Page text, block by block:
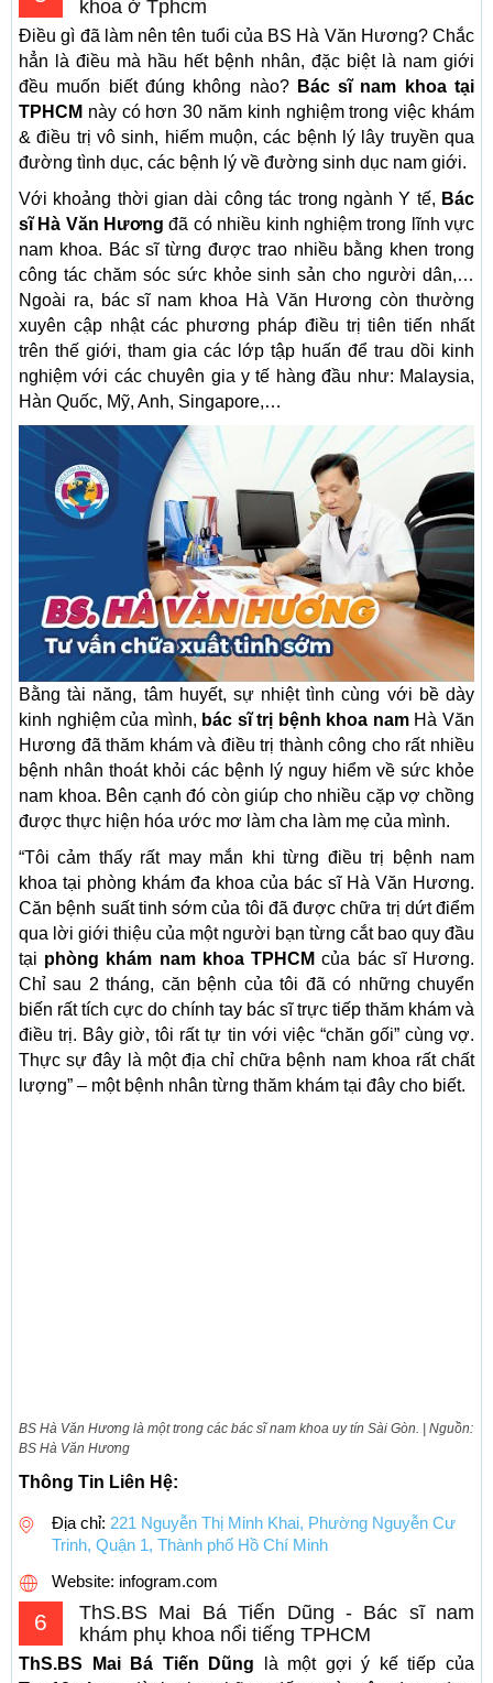
khoa ở Tphcm
Điều gì đã làm nên tên tuổi của BS Hà Văn Hương? Chắc
hẳn là điều mà hầu hết bệnh nhân, đặc biệt là nam giới
đều muốn biết đúng không nào? Bác sĩ nam khoa tại
TPHCM này có hơn 30 năm kinh nghiệm trong việc khám
& điều trị vô sinh, hiếm muộn, các bệnh lý lây truyền qua
đường tình dục, các bệnh lý về đường sinh dục nam giới.
Với khoảng thời gian dài công tác trong ngành Y tế, Bác
sĩ Hà Văn Hương đã có nhiều kinh nghiệm trong lĩnh vực
nam khoa. Bác sĩ từng được trao nhiều bằng khen trong
công tác chăm sóc sức khỏe sinh sản cho người dân,…
Ngoài ra, bác sĩ nam khoa Hà Văn Hương còn thường
xuyên cập nhật các phương pháp điều trị tiên tiến nhất
trên thế giới, tham gia các lớp tập huấn để trau dồi kinh
nghiệm với các chuyên gia y tế hàng đầu như: Malaysia,
Hàn Quốc, Mỹ, Anh, Singapore,…
Bằng tài năng, tâm huyết, sự nhiệt tình cùng với bề dày
kinh nghiệm của mình, bác sĩ trị bệnh khoa namHà Văn
Hương đã thăm khám và điều trị thành công cho rất nhiều
bệnh nhân thoát khỏi các bệnh lý nguy hiểm về sức khỏe
nam khoa. Bên cạnh đó còn giúp cho nhiều cặp vợ chồng
được thực hiện hóa ước mơ làm cha làm mẹ của mình.
“Tôi cảm thấy rất may mắn khi từng điều trị bệnh nam
khoa tại phòng khám đa khoa của bác sĩ Hà Văn Hương.
Căn bệnh suất tinh sớm của tôi đã được chữa trị dứt điểm
qua lời giới thiệu của một người bạn từng cắt bao quy đầu
tại phòng khám nam khoa TPHCM của bác sĩ Hương.
Chỉ sau 2 tháng, căn bệnh của tôi đã có những chuyển
biến rất tích cực do chính tay bác sĩ trực tiếp thăm khám và
điều trị. Bây giờ, tôi rất tự tin với việc “chăn gối” cùng vợ.
Thực sự đây là một địa chỉ chữa bệnh nam khoa rất chất
lượng” – một bệnh nhân từng thăm khám tại đây cho biết.
BS Hà Văn Hương là một trong các bác sĩ nam khoa uy tín Sài Gòn. | Nguồn:
BS Hà Văn Hương
Thông Tin Liên Hệ:
Địa chỉ: 221 Nguyễn Thị Minh Khai, Phường Nguyễn Cư
Trinh, Quận 1, Thành phố Hồ Chí Minh
Website: infogram.com
6
ThS.BS Mai Bá Tiến Dũng - Bác sĩ nam
khám phụ khoa nổi tiếng TPHCM
ThS.BS Mai Bá Tiến Dũng là một gợi ý kế tiếp của